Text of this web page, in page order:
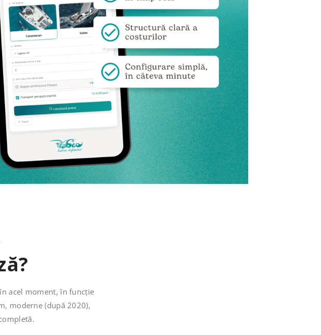
acel moment, în funcție
moderne (după 2020),